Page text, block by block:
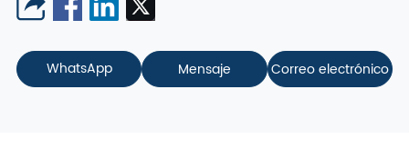
WhatsApp Mensaje Correo electrónico